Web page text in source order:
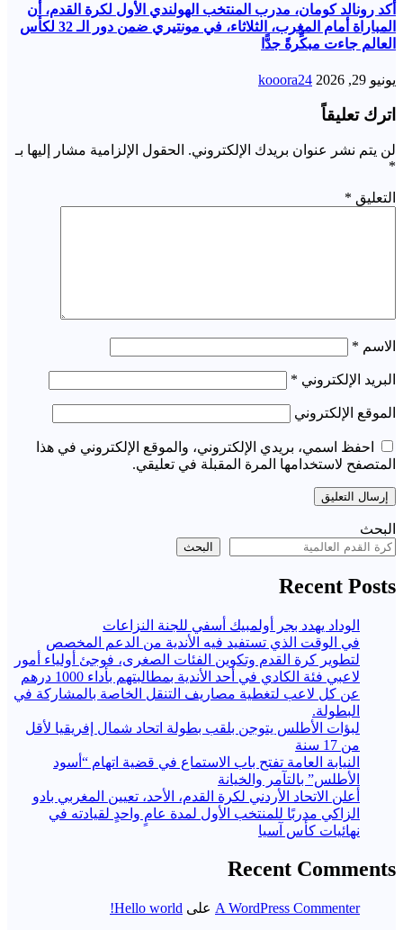
أكد رونالد ‌كومان، مدرب المنتخب الهولندي الأول لكرة القدم، أن
المباراة أمام المغرب، الثلاثاء، في مونتيري ضمن دور الـ 32 لكأس
العالم جاءت مبكِّرةً جدًّا
يونيو 29, 2026 kooora24
اترك تعليقاً
لن يتم نشر عنوان بريدك الإلكتروني. الحقول الإلزامية مشار إليها بـ
*
التعليق *
الاسم *
البريد الإلكتروني *
الموقع الإلكتروني
احفظ اسمي، بريدي الإلكتروني، والموقع الإلكتروني في هذا
المتصفح لاستخدامها المرة المقبلة في تعليقي.
البحث
البحث
Recent Posts
الوداد يهدد بجر أولمبيك أسفي للجنة النزاعات
في الوقت الذي تستفيد فيه الأندية من الدعم المخصص
لتطوير كرة القدم وتكوين الفئات الصغرى، فوجئ أولياء أمور
لاعبي فئة الكادي في أحد الأندية بمطالبتهم بأداء 1000 درهم
عن كل لاعب لتغطية مصاريف التنقل الخاصة بالمشاركة في
البطولة.
لبؤات الأطلس يتوجن بلقب بطولة اتحاد شمال إفريقيا لأقل
من 17 سنة
النيابة العامة تفتح باب الاستماع في قضية اتهام “أسود
الأطلس” بالتآمر والخيانة
أعلن الاتحاد الأردني لكرة القدم، الأحد، تعيين المغربي بادو
الزاكي مدربًا للمنتخب الأول لمدة عامٍ واحدٍ لقيادته ​في
نهائيات كأس آسيا
Recent Comments
A WordPress Commenter على Hello world!